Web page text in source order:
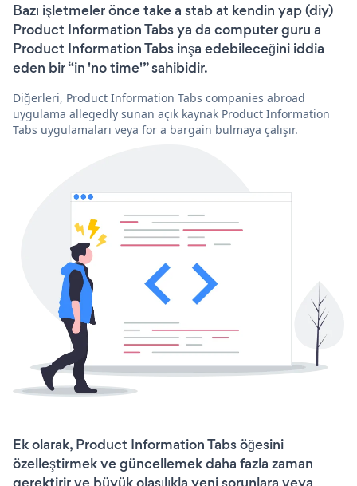
Bazı işletmeler önce take a stab at kendin yap (diy)
Product Information Tabs ya da computer guru a
Product Information Tabs inşa edebileceğini iddia
eden bir “in 'no time'” sahibidir.
Diğerleri, Product Information Tabs companies abroad
uygulama allegedly sunan açık kaynak Product Information
Tabs uygulamaları veya for a bargain bulmaya çalışır.
Ek olarak, Product Information Tabs öğesini
özelleştirmek ve güncellemek daha fazla zaman